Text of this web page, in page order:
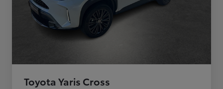
Toyota Yaris Cross